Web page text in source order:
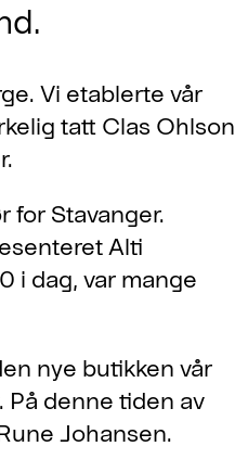
Vi etablerte vår
tatt Clas Ohlson
for Stavanger.
Alti
i dag, var mange
nye butikken vår
denne tiden av
Johansen.